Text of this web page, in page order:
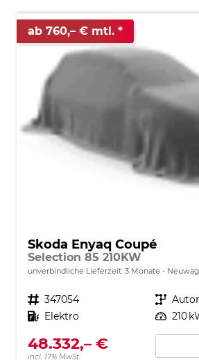
ab 760,– € mtl.
Skoda Enyaq Coupé
Selection 85 210KW
unverbindliche Lieferzeit: 3 Monate
Fahrzeugnr. 347054 Getriebe
Kraftstoff Elektro Leistung 210
48.332,– €
incl. 17% MwSt.